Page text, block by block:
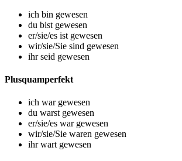
ich bin gewesen
du bist gewesen
er/sie/es ist gewesen
wir/sie/Sie sind gewesen
ihr seid gewesen
Plusquamperfekt
ich war gewesen
du warst gewesen
er/sie/es war gewesen
wir/sie/Sie waren gewesen
ihr wart gewesen